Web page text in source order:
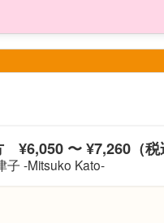
¥6,050 〜 ¥7,260（
-Mitsuko Kato-